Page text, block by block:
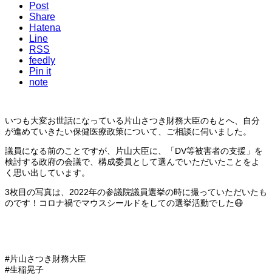
Post
Share
Hatena
Line
RSS
feedly
Pin it
note
いつも大変お世話になっている片山さつき財務大臣のもとへ、自分
が進めていきたい保健医療政策について、ご相談に伺いました。
議員になる前のことですが、片山大臣に、「DV等被害者の支援」を
検討する政府の会議で、構成委員として選んでいただいたことをよ
く思い出しています。
3枚目の写真は、2022年の参議院議員選挙の時に撮っていただいたも
のです！コロナ禍でマウスシールドをしての選挙活動でした😷
#片山さつき財務大臣
#生稲晃子